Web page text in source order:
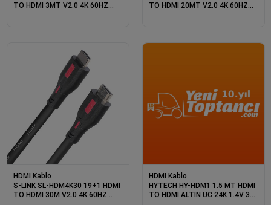
TO HDMI 3MT V2.0 4K 60HZ
TO HDMI 20MT V2.0 4K 60HZ
HDMI Kablo
S-LINK SL-HDM4K30 19+1 HDMI
TO HDMI 30M V2.0 4K 60HZ
HDMI Kablo
HYTECH HY-HDM1 1.5 MT HDMI
TO HDMI ALTIN UC 24K 1.4V 3D